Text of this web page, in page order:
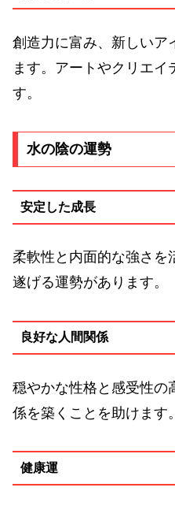
創造力に富み、新しいア
ます。アートやクリエイ
す。
水の陰の運勢
安定した成長
柔軟性と内面的な強さを
遂げる運勢があります。
良好な人間関係
穏やかな性格と感受性の
係を築くことを助けます。
健康運